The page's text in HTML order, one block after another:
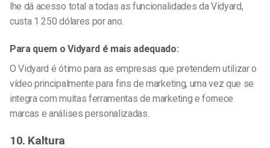
lhe dá acesso total a todas as funcionalidades da Vidyard,
custa 1 250 dólares por ano.
Para quem o Vidyard é mais adequado:
O Vidyard é ótimo para as empresas que pretendem utilizar o
vídeo principalmente para fins de marketing, uma vez que se
integra com muitas ferramentas de marketing e fornece
marcas e análises personalizadas.
10. Kaltura